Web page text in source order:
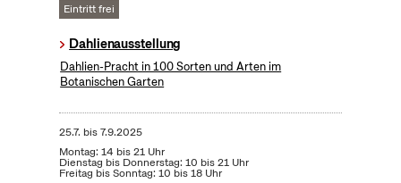
Eintritt frei
Dahlienausstellung
Dahlien-Pracht in 100 Sorten und Arten im
Botanischen Garten
25.7. bis7.9.2025
Montag: 14 bis 21 Uhr
Dienstag bis Donnerstag: 10 bis 21 Uhr
Freitag bis Sonntag: 10 bis 18 Uhr